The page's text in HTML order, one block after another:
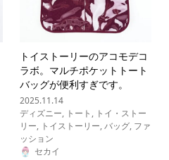
トイストーリーのアコモデコ
ラボ。マルチポケットトート
バッグが便利すぎです。
2025.11.14
ディズニー, トート , トイ・ストー
リー, トイストーリー,バッグ, ファ
ッション
セカイ